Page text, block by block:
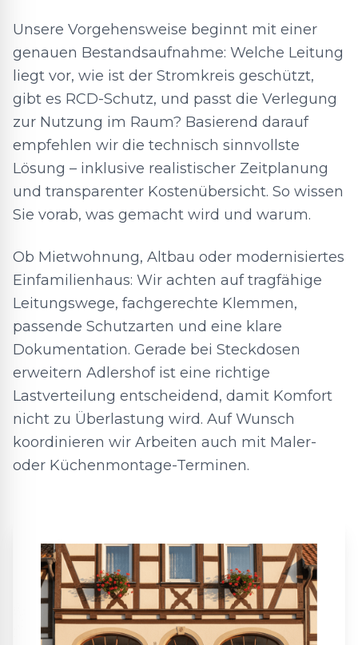
Unsere Vorgehensweise beginnt mit einer
genauen Bestandsaufnahme: Welche Leitung
liegt vor, wie ist der Stromkreis geschützt,
gibt es RCD-Schutz, und passt die Verlegung
zur Nutzung im Raum? Basierend darauf
empfehlen wir die technisch sinnvollste
Lösung – inklusive realistischer Zeitplanung
und transparenter Kostenübersicht. So wissen
Sie vorab, was gemacht wird und warum.
Ob Mietwohnung, Altbau oder modernisiertes
Einfamilienhaus: Wir achten auf tragfähige
Leitungswege, fachgerechte Klemmen,
passende Schutzarten und eine klare
Dokumentation. Gerade bei Steckdosen
erweitern Adlershof ist eine richtige
Lastverteilung entscheidend, damit Komfort
nicht zu Überlastung wird. Auf Wunsch
koordinieren wir Arbeiten auch mit Maler-
oder Küchenmontage-Terminen.